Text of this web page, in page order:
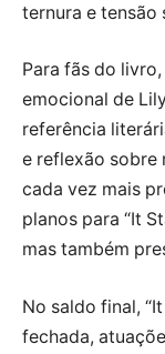
ternura e tensão
Para fãs do
emocional de
referência
e reflexão
cada vez mais
planos para “It
mas também
No saldo final,
fechada,